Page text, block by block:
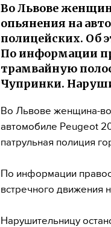
Во Львове
опьянения на
полицейских. Об
По информации
трамвайную
Чупринки.
Во Львове женщина-
автомобиле Peugeot
патрульная полиция
По информации
встречного движения
Нарушительницу